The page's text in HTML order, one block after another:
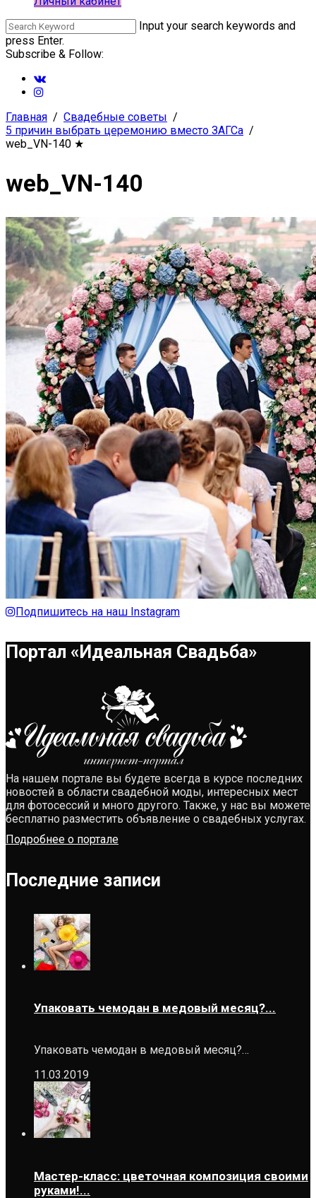
Input your search keywords and
press Enter.
Subscribe & Follow:
Главная
Свадебные советы
5 причин выбрать церемонию вместо ЗАГСа
web_VN-140 ★
web_VN-140
Подпишитесь на наш Instagram
Портал «Идеальная Свадьба»
На нашем портале вы будете всегда в курсе последних
новостей в области свадебной моды, интересных мест
для фотосессий и много другого. Также, у нас вы можете
бесплатно разместить объявление о свадебных услугах.
Подробнее о портале
Последние записи
Упаковать чемодан в медовый месяц?...
Упаковать чемодан в медовый месяц?…
11.03.2019
Мастер-класс: цветочная композиция своими
руками!...